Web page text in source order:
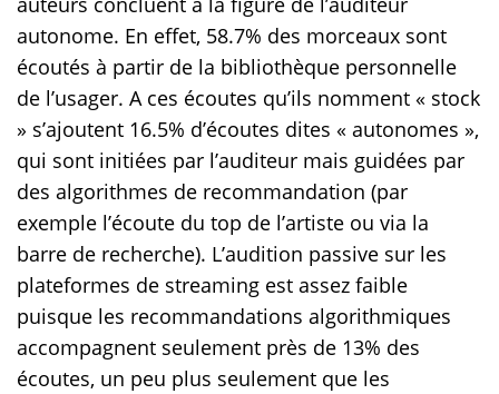
autonome. En effet, 58.7% des morceaux sont
écoutés à partir de la bibliothèque personnelle
de l’usager. A ces écoutes qu’ils nomment « stock
» s’ajoutent 16.5% d’écoutes dites « autonomes »,
qui sont initiées par l’auditeur mais guidées par
des algorithmes de recommandation (par
exemple l’écoute du top de l’artiste ou via la
barre de recherche). L’audition passive sur les
plateformes de streaming est assez faible
puisque les recommandations algorithmiques
accompagnent seulement près de 13% des
écoutes, un peu plus seulement que les